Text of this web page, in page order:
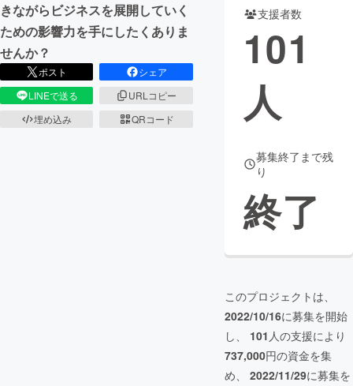
きながらビジネスを展開していく
ための影響力を手にしたくありま
せんか？
ポスト
シェア
LINEで送る
URLコピー
埋め込み
QRコード
支援者数
101
人
募集終了まで残
り
終了
このプロジェクトは、
2022/10/16に募集を開始
し、 101 人の支援により
737,000円の資金を集
め、 2022/11/29に募集を